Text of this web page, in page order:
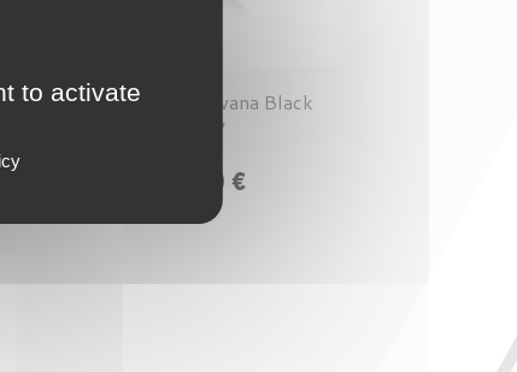
Persol 0649 Havana Black
Arrow
298,00 €
to activate